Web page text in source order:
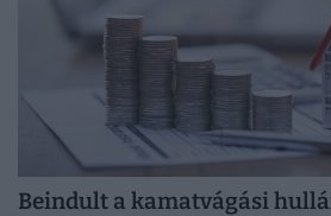
Beindult a kamatvágási